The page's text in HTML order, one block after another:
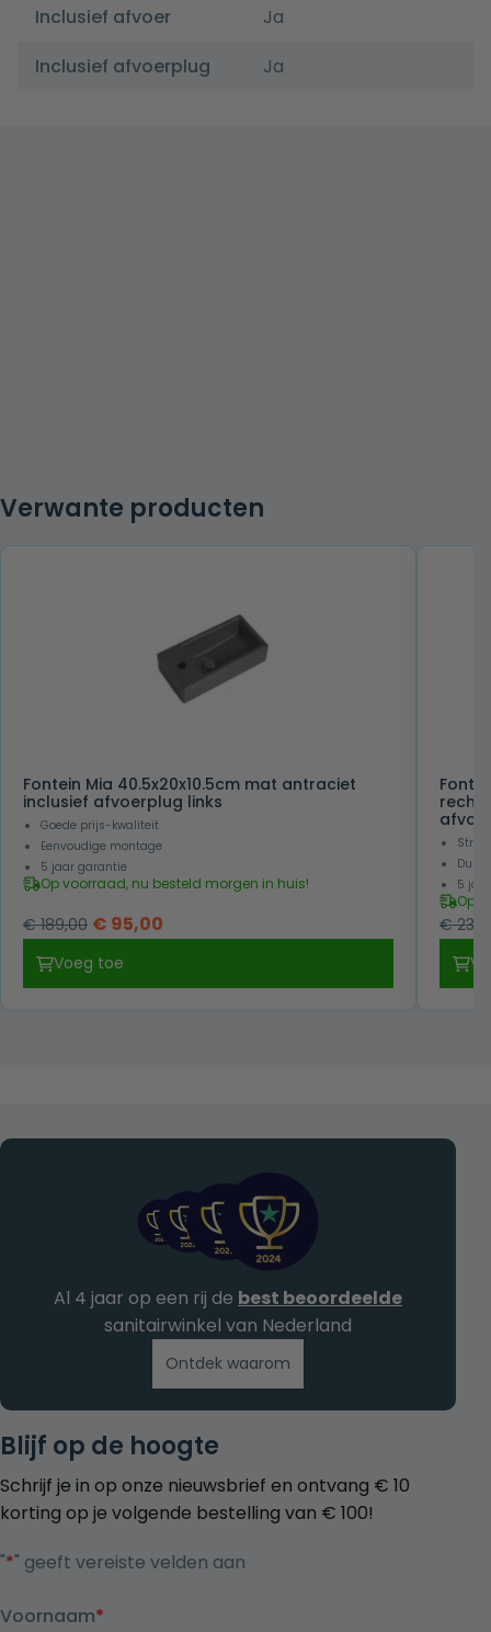
Inclusief afvoer
Ja
Inclusief afvoerplug
Ja
Verwante producten
Fontein Mia 40.5x20x10.5cm mat antraciet
inclusief afvoerplug links
Goede prijs-kwaliteit
Eenvoudige montage
5 jaar garantie
Op voorraad, nu besteld morgen in huis!
€189,00 Oorspronkelijke
was:
€ 189,00.
€ 95,00
€ 95,00.
Voeg toe
5
Op
€
Blijf op de hoogte
Schrijf je in op onze nieuwsbrief en ontvang € 10
korting op je volgende bestelling van € 100!
"*" geeft vereiste velden aan
Voornaam*
Al 4 jaar op een rij de best beoordeelde
sanitairwinkel van Nederland
Ontdek waarom